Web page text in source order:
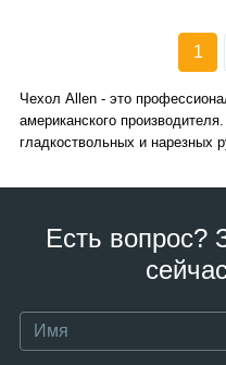
1
Чехол Allen - это
американского
гладкоствольных и нарезных
Есть вопрос?